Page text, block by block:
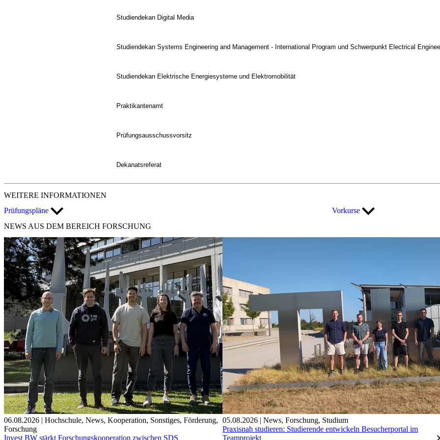
Studiendekan Digital Media
Studiendekan Systems Engineering and Management - International Program und Schwerpunkt Electrical
Studiendekan Elektrische Energiesysteme und Elektromobilität
Praktikantenamt
Prüfungsausschussvorsitz
Dekanatsreferat
WEITERE INFORMATIONEN
Prüfungspläne
Vorkurse
NEWS AUS DEM BEREICH FORSCHUNG
06.08.2026 | Hochschule, News, Kooperation, Sonstiges, Förderung,
Forschung
Invest BW stärkt Forschungskooperation zwischen SDS
05.08.2026 | News,Forschung, Studium
Praxisnah studieren: Studierende entwickeln Besucherportal im
Teamprojekt